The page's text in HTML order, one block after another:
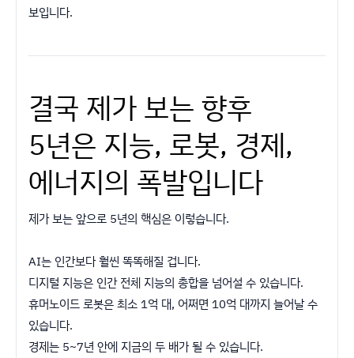
보입니다.
결국 제가 보는 향후
5년은 지능, 로봇, 경제,
에너지의 폭발입니다
제가 보는 앞으로 5년의 핵심은 이렇습니다.
AI는 인간보다 훨씬 똑똑해질 겁니다.
디지털 지능은 인간 전체 지능의 총합을 넘어설 수 있습니다.
휴머노이드 로봇은 최소 1억 대, 어쩌면 10억 대까지 늘어날 수
있습니다.
경제는 5~7년 안에 지금의 두 배가 될 수 있습니다.